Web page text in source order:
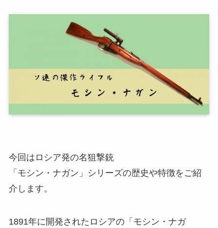
今回はロシア発の名狙撃銃
「モシン・ナガン」シリーズの歴史や特徴をご紹
介します。
1891年に開発されたロシアの「モシン・ナガ